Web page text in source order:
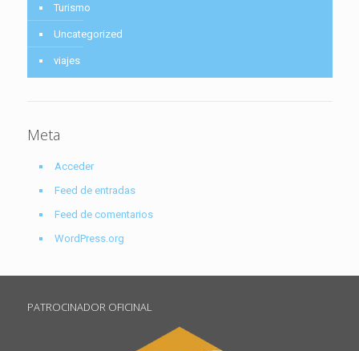
Turismo
Uncategorized
viajes
Meta
Acceder
Feed de entradas
Feed de comentarios
WordPress.org
PATROCINADOR OFICINAL